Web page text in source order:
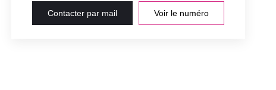
Contacter par mail Voir le numéro